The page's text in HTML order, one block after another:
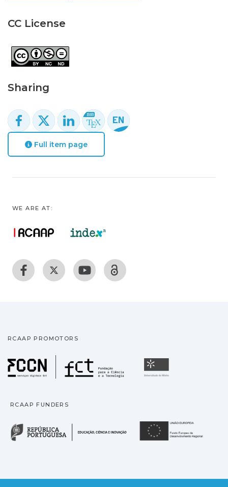
CC License
Sharing
Full item page
WE ARE AT:
RCAAP PROMOTORS
Fundação para a
RCAAP FUNDERS
República Portuguesa